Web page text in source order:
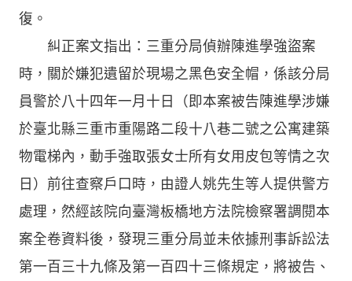
復。
糾正案文指出：三重分局偵辦陳進學強盜案
時，關於嫌犯遺留於現場之黑色安全帽，係該分局
員警於八十四年一月十日（即本案被告陳進學涉嫌
於臺北縣三重市重陽路二段十八巷二號之公寓建築
物電梯內，動手強取張女士所有女用皮包等情之次
日）前往查察戶口時，由證人姚先生等人提供警方
處理，然經該院向臺灣板橋地方法院檢察署調閱本
案全卷資料後，發現三重分局並未依據刑事訴訟法
第一百三十九條及第一百四十三條規定，將被告、